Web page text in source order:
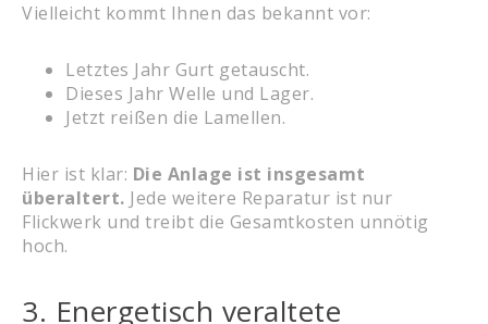
Vielleicht kommt Ihnen das bekannt vor:
Letztes Jahr Gurt getauscht.
Dieses Jahr Welle und Lager.
Jetzt reißen die Lamellen.
Hier ist klar: Die Anlage ist insgesamt
überaltert. Jede weitere Reparatur ist nur
Flickwerk und treibt die Gesamtkosten unnötig
hoch.
3. Energetisch veraltete